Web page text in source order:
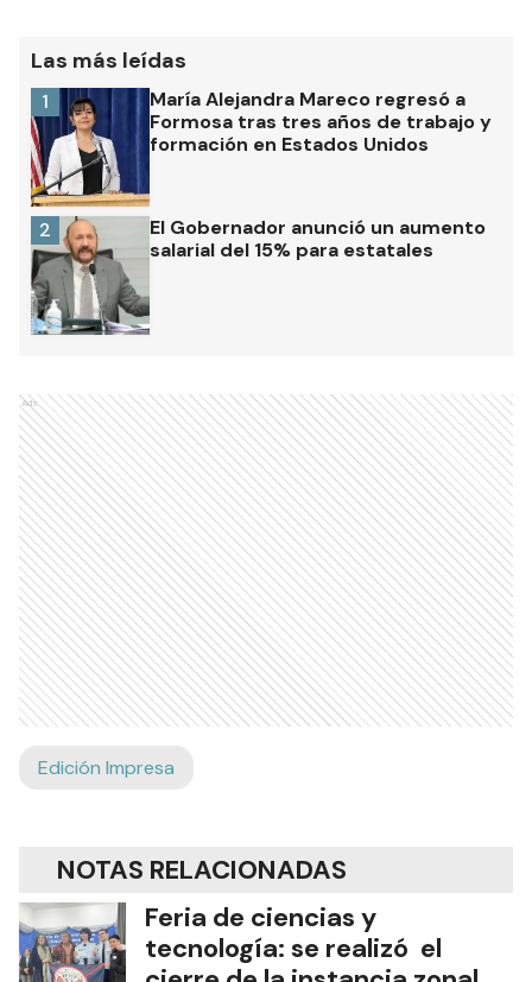
Las más leídas
María Alejandra Mareco regresó a
Formosa tras tres años de trabajo y
formación en Estados Unidos
1
El Gobernador anunció un aumento
salarial del 15% para estatales
2
Ads
Edición Impresa
NOTAS RELACIONADAS
Feria de ciencias y
tecnología: se realizó el